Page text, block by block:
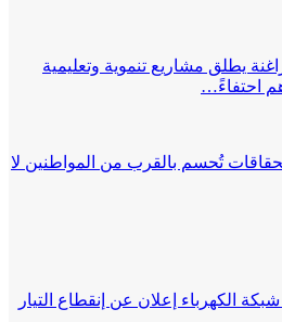
يطلق مشاريع تنموية وتعليمية
تُحسم بالقرب من المواطنين لا
الكهرباء إعلان عن إنقطاع التيار